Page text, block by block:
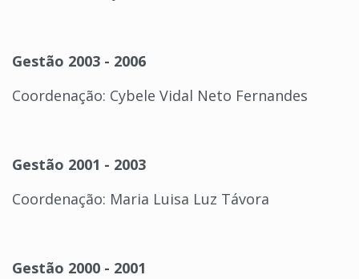
Gestão 2003 - 2006
Coordenação: Cybele Vidal Neto Fernandes
Gestão 2001 - 2003
Coordenação: Maria Luisa Luz Távora
Gestão 2000 - 2001